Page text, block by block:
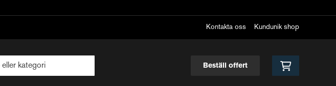
Kontakta oss Kundunik shop
Beställ offert